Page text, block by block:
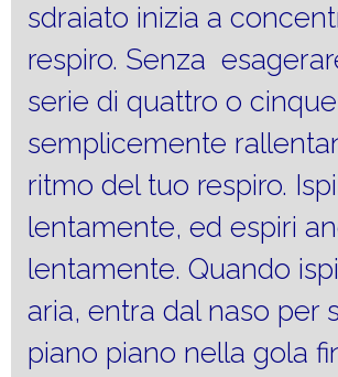
sdraiato inizia a
respiro. Senza
serie di quattro o
semplicemente
ritmo del tuo respiro.
lentamente, ed espiri
lentamente. Quando
aria, entra dal naso per
piano piano nella gola